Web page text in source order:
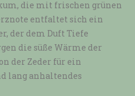
die mit frischen grünen
entfaltet sich ein
der dem Duft Tiefe
die süße Wärme der
der Zeder für ein
lang anhaltendes